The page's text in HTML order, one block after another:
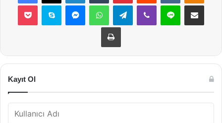
Pocket Skype MessengerWhatsAppTelegramViber Line E-Posta ile
Yazdır
Kayıt Ol